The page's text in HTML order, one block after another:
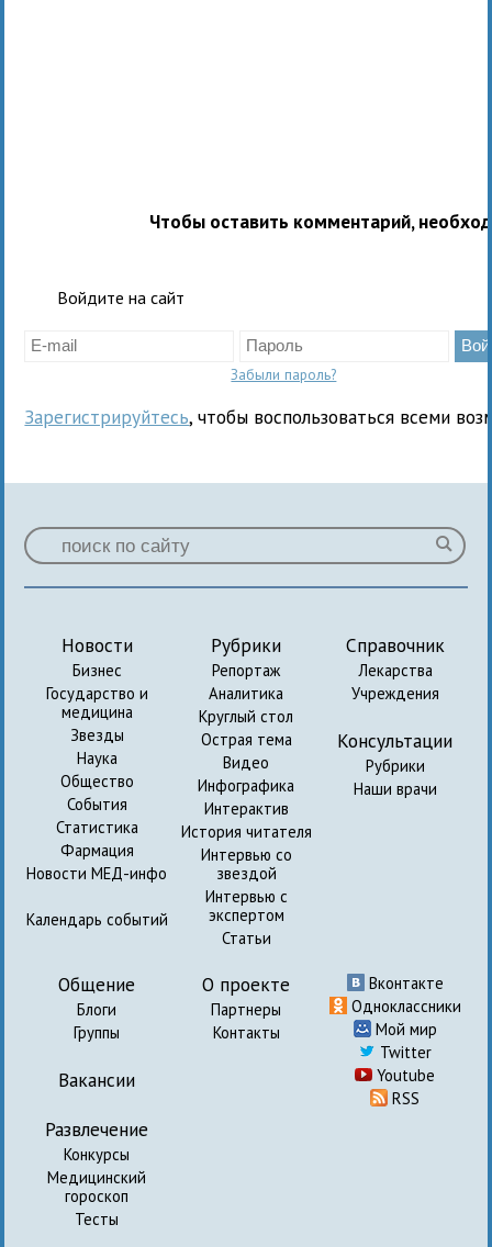
Чтобы оставить комментарий,
Войдите на сайт
Забыли пароль?
Зарегистрируйтесь, чтобы воспользоваться всеми
Новости
Бизнес
Государство и
медицина
Звезды
Наука
Общество
События
Статистика
Фармация
Новости МЕД-инфо
Календарь событий
Рубрики
Репортаж
Аналитика
Круглый стол
Острая тема
Видео
Инфографика
Интерактив
История читателя
Интервью со
звездой
Интервью с
экспертом
Статьи
Справочник
Лекарства
Учреждения
Консультации
Рубрики
Наши врачи
Общение
Блоги
Группы
Вакансии
Развлечение
Конкурсы
Медицинский
гороскоп
Тесты
О проекте
Партнеры
Контакты
Вконтакте
Одноклассники
Мой мир
Twitter
Youtube
RSS